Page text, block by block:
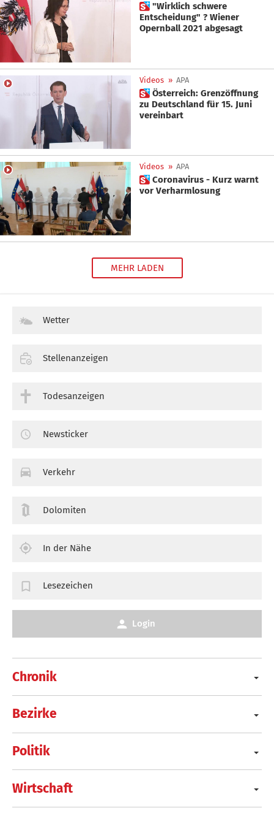
 "Wirklich schwere
Entscheidung" ? Wiener
Opernball 2021 abgesagt
Videos » APA
 Österreich: Grenzöffnung
zu Deutschland für 15. Juni
vereinbart
Videos » APA
 Coronavirus - Kurz warnt
vor Verharmlosung
MEHR LADEN
Chronik
Bezirke
Politik
Wirtschaft
Wetter
Stellenanzeigen
Todesanzeigen
Newsticker
Verkehr
Dolomiten
In der Nähe
Lesezeichen
Login